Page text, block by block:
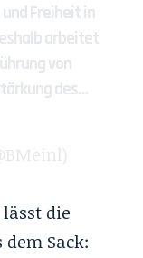
Freiheit in
arbeitet
von
des…
lässt die
Sack: